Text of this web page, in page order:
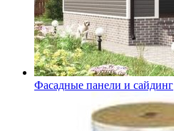
Фасадные панели и сайдинг